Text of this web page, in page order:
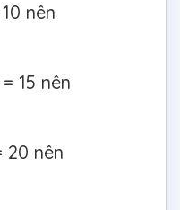
nên
15 nên
20 nên